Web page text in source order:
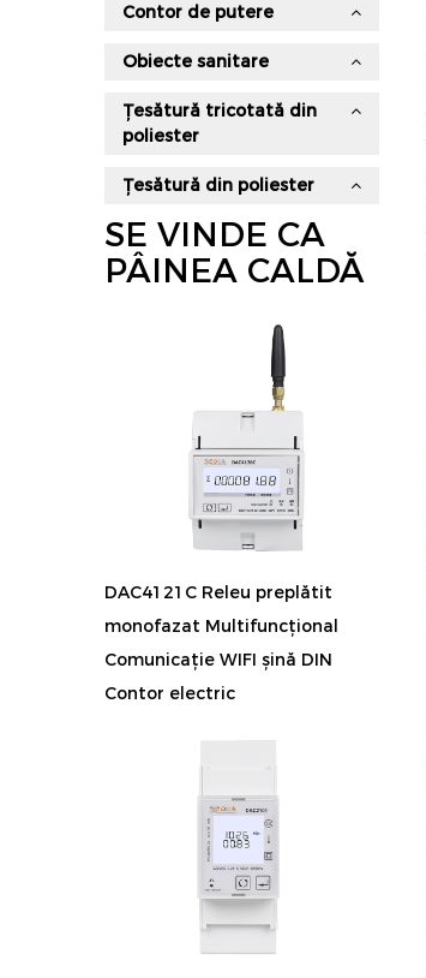
Contor de putere
Obiecte sanitare
Țesătură tricotată din
poliester
Țesătură din poliester
SE VINDE CA
PÂINEA CALDĂ
DAC4121C Releu preplătit
monofazat Multifuncțional
Comunicație WIFI șină DIN
Contor electric